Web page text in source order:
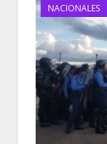
NACIONALES